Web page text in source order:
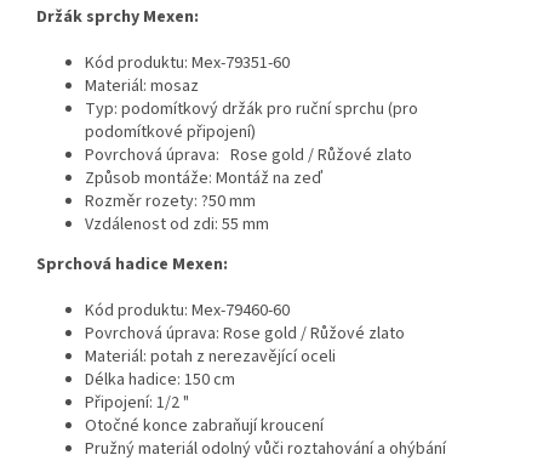
Držák sprchy Mexen:
Kód produktu: Mex-79351-60
Materiál: mosaz
Typ: podomítkový držák pro ruční sprchu (pro
podomítkové připojení)
Povrchová úprava: Rose gold / Růžové zlato
Způsob montáže: Montáž na zeď
Rozměr rozety: ?50 mm
Vzdálenost od zdi: 55 mm
Sprchová hadice Mexen:
Kód produktu: Mex-79460-60
Povrchová úprava: Rose gold / Růžové zlato
Materiál: potah z nerezavějící oceli
Délka hadice: 150 cm
Připojení: 1/2 "
Otočné konce zabraňují kroucení
Pružný materiál odolný vůči roztahování a ohýbání